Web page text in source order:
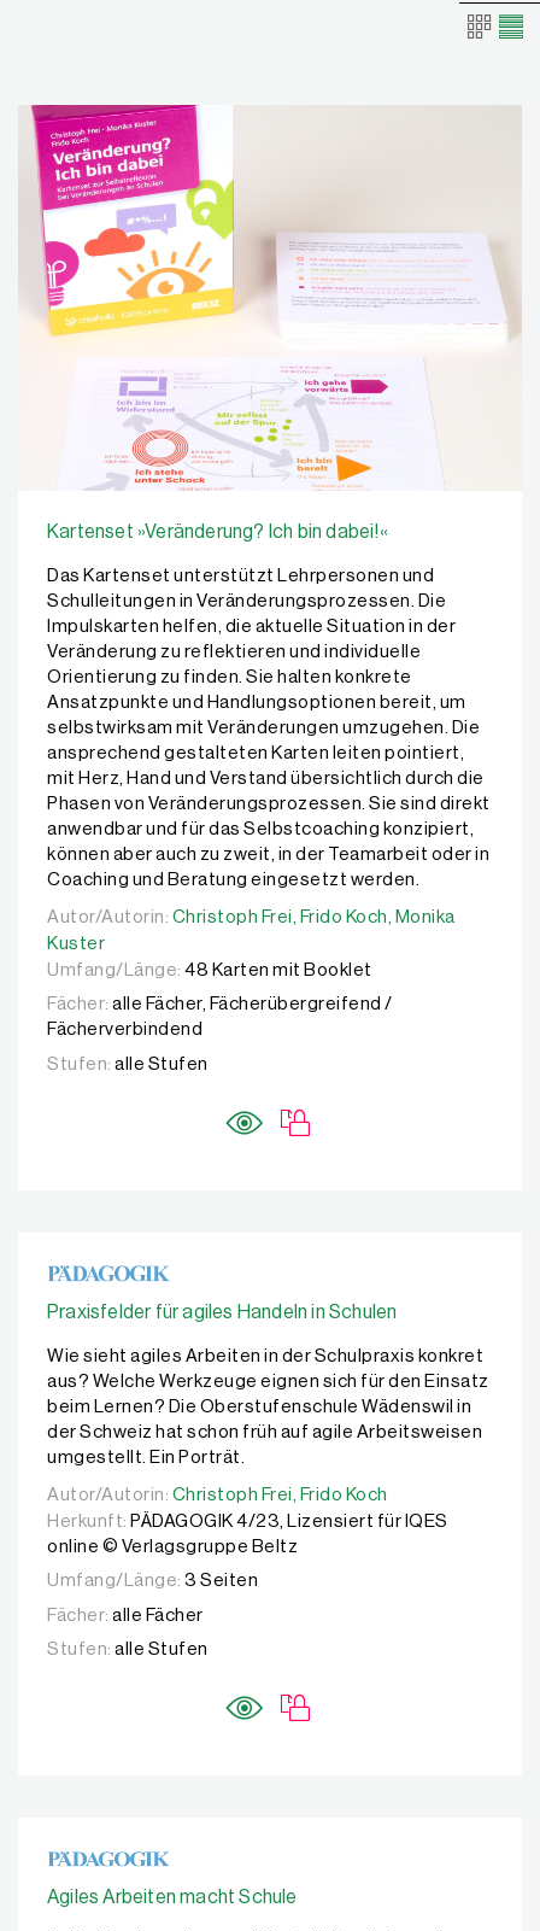
Kartenset »Veränderung? Ich bin dabei!«
Das Kartenset unterstützt Lehrpersonen und
Schulleitungen in Veränderungsprozessen. Die
Impulskarten helfen, die aktuelle Situation in der
Veränderung zu reflektieren und individuelle
Orientierung zu finden. Sie halten konkrete
Ansatzpunkte und Handlungsoptionen bereit, um
selbstwirksam mit Veränderungen umzugehen. Die
ansprechend gestalteten Karten leiten pointiert,
mit Herz, Hand und Verstand übersichtlich durch die
Phasen von Veränderungsprozessen. Sie sind direkt
anwendbar und für das Selbstcoaching konzipiert,
können aber auch zu zweit, in der Teamarbeit oder in
Coaching und Beratung eingesetzt werden.
Autor/Autorin: Christoph Frei, Frido Koch, Monika Kuster
Autor/Autorin: Christoph Frei, Frido Koch,
Monika
Kuster
Umfang/Länge: 48 Karten mit Booklet
Fächer: alle Fächer, Fächerübergreifend /
Fächerverbindend
Stufen: alle Stufen
Praxisfelder für agiles Handeln in Schulen
Wie sieht agiles Arbeiten in der Schulpraxis konkret
aus? Welche Werkzeuge eignen sich für den Einsatz
beim Lernen? Die Oberstufenschule Wädenswil in
der Schweiz hat schon früh auf agile Arbeitsweisen
umgestellt. Ein Porträt.
Autor/Autorin: Christoph Frei, Frido Koch
Autor/Autorin: Christoph Frei,
Frido Koch
Herkunft: PÄDAGOGIK 4/23, Lizensiert für IQES
online © Verlagsgruppe Beltz
Umfang/Länge: 3 Seiten
Fächer: alle Fächer
Stufen: alle Stufen
Agiles Arbeiten macht Schule